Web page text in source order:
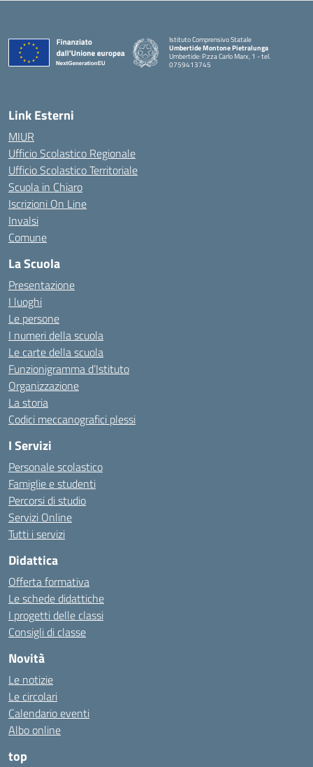
Istituto Comprensivo Statale
Umbertide Montone Pietralunga
Umbertide: P.zza Carlo Marx, 1 - tel.
0759413745
Link Esterni
MIUR
Ufficio Scolastico Regionale
Ufficio Scolastico Territoriale
Scuola in Chiaro
Iscrizioni On Line
Invalsi
Comune
La Scuola
Presentazione
I luoghi
Le persone
I numeri della scuola
Le carte della scuola
Funzionigramma d’Istituto
Organizzazione
La storia
Codici meccanografici plessi
I Servizi
Personale scolastico
Famiglie e studenti
Percorsi di studio
Servizi Online
Tutti i servizi
Didattica
Offerta formativa
Le schede didattiche
I progetti delle classi
Consigli di classe
Novità
Le notizie
Le circolari
Calendario eventi
Albo online
top